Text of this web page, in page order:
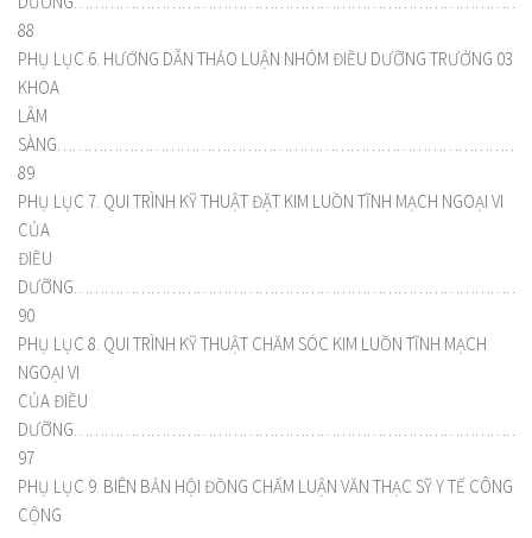
88
PHỤ LỤC 6. HƯỚNG DẪN THẢO LUẬN NHÓM ĐIỀU DƯỠNG TRƯỞNG 03
KHOA
LÂM
89
PHỤ LỤC 7. QUI TRÌNH KỸ THUẬT ĐẶT KIM LUỒN TĨNH MẠCH NGOẠI VI
CỦA
ĐIỀU
90
PHỤ LỤC 8. QUI TRÌNH KỸ THUẬT CHĂM SÓC KIM LUỒN TĨNH MẠCH
NGOẠI VI
CỦA ĐIỀU
97
PHỤ LỤC 9. BIÊN BẢN HỘI ĐỒNG CHẤM LUẬN VĂN THẠC SỸ Y TẾ CÔNG
CỘNG